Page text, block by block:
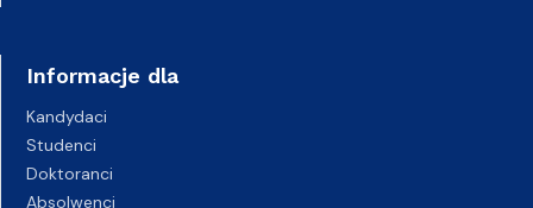
Informacje dla
Kandydaci
Studenci
Doktoranci
Absolwenci